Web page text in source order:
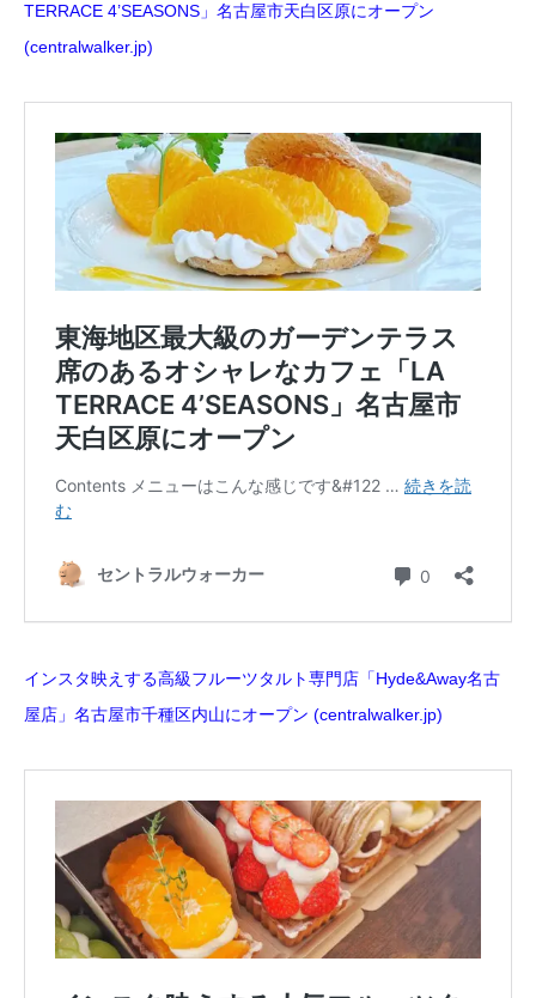
TERRACE 4’SEASONS」名古屋市天白区原にオープン
(centralwalker.jp)
インスタ映えする高級フルーツタルト専門店「Hyde&Away名古
屋店」名古屋市千種区内山にオープン (centralwalker.jp)